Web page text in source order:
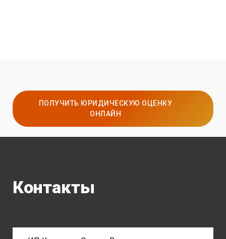
ПОЛУЧИТЬ ЮРИДИЧЕСКУЮ ОЦЕНКУ
ОНЛАЙН
Контакты